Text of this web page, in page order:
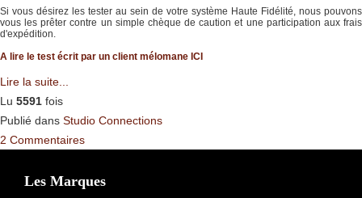
Si vous désirez les tester au sein de votre système Haute Fidélité, nous pouvons
vous les prêter contre un simple chèque de caution et une participation aux frais
d'expédition.
A lire le test écrit par un client mélomane ICI
Lire la suite...
Lu 5591 fois
Publié dans Studio Connections
2 Commentaires
Les Marques